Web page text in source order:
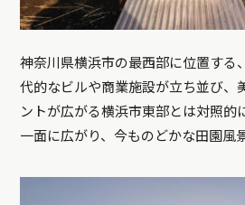
神奈川県横浜市の最西部に位置する
代的なビルや商業施設が立ち並び、
ントが広がる横浜市東部とは対照的
一面に広がり、今ものどかな田園風